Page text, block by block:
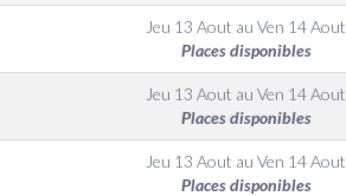
Jeu 13 Aout auVen 14 Aout
Places disponibles
Jeu 13 Aout auVen 14 Aout
Places disponibles
Jeu 13 Aout auVen 14 Aout
Places disponibles